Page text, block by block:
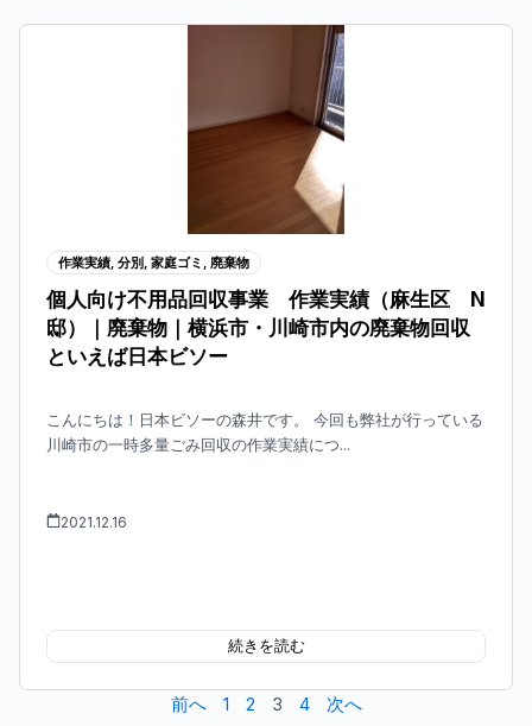
作業実績, 分別 , 家庭ゴミ , 廃棄物
個人向け不用品回収事業 作業実績（麻生区 N
邸）｜廃棄物｜横浜市・川崎市内の廃棄物回収
といえば日本ビソー
こんにちは！日本ビソーの森井です。 今回も弊社が行っている
川崎市の一時多量ごみ回収の作業実績につ...
2021.12.16
続きを読む
前へ 1 2 3 4 次へ